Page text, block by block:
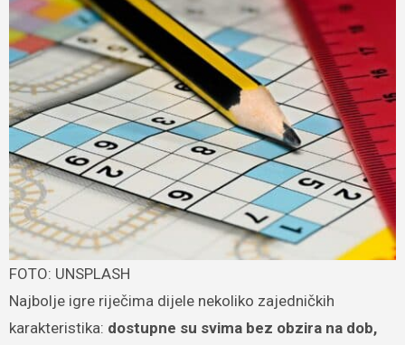
FOTO: UNSPLASH
Najbolje igre riječima dijele nekoliko zajedničkih
karakteristika: dostupne su svima bez obzira na dob,